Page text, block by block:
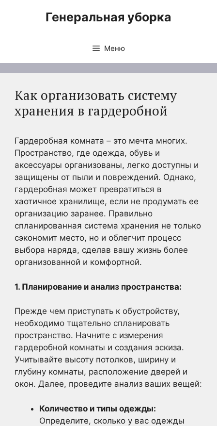
Генеральная уборка
Меню
Как организовать систему
хранения в гардеробной
Гардеробная комната – это мечта многих.
Пространство, где одежда, обувь и
аксессуары организованы, легко доступны и
защищены от пыли и повреждений. Однако,
гардеробная может превратиться в
хаотичное хранилище, если не продумать ее
организацию заранее. Правильно
спланированная система хранения не только
сэкономит место, но и облегчит процесс
выбора наряда, сделав вашу жизнь более
организованной и комфортной.
1. Планирование и анализ пространства:
Прежде чем приступать к обустройству,
необходимо тщательно спланировать
пространство. Начните с измерения
гардеробной комнаты и создания эскиза.
Учитывайте высоту потолков, ширину и
глубину комнаты, расположение дверей и
окон. Далее, проведите анализ ваших вещей:
Количество и типы одежды:
Определите, сколько у вас одежды